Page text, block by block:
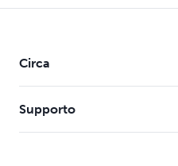
Circa
Supporto